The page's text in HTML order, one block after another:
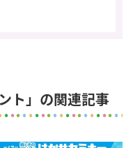
ト」の関連記事